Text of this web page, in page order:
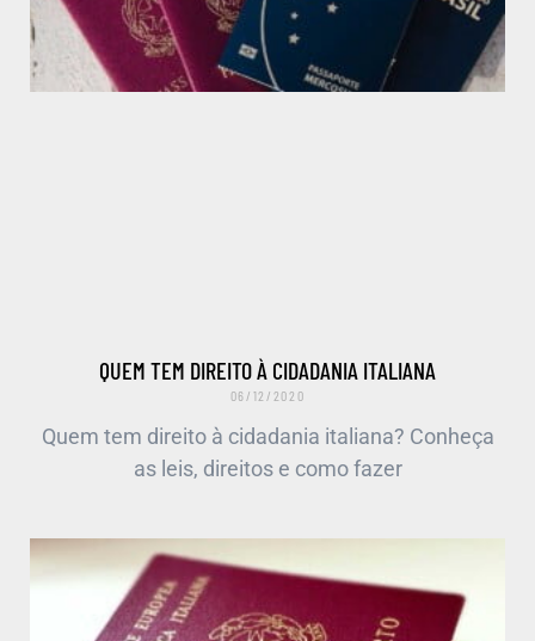
QUEM TEM DIREITO À CIDADANIA ITALIANA
06/12/2020
Quem tem direito à cidadania italiana? Conheça
as leis, direitos e como fazer